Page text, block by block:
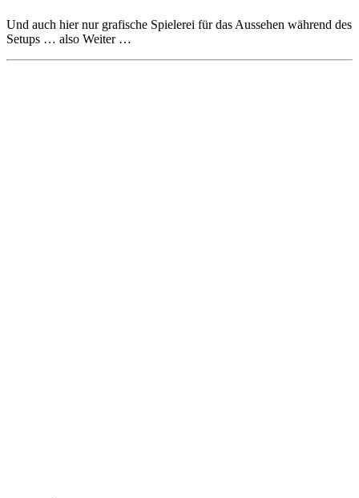
Und auch hier nur grafische Spielerei für das Aussehen während des
Setups … also Weiter …